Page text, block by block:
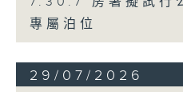
專屬泊位
29/07/2026